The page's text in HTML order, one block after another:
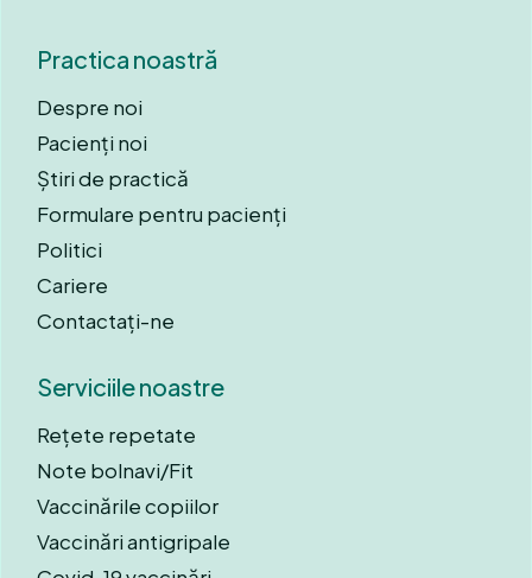
Practica noastră
Despre noi
Pacienți noi
Știri de practică
Formulare pentru pacienți
Politici
Cariere
Contactați-ne
Serviciile noastre
Rețete repetate
Note bolnavi/Fit
Vaccinările copiilor
Vaccinări antigripale